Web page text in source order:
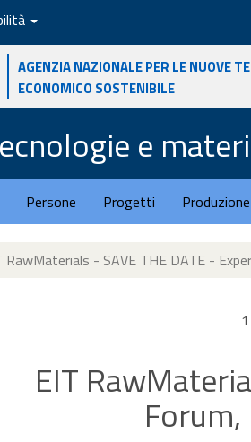
Agenzia nazionale per le nuove
economico sostenibile
e
Persone Progetti
RawMaterials - SAVE THE DATE -
EIT